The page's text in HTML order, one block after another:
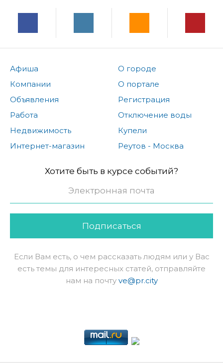
Афиша
Компании
Объявления
Работа
Недвижимость
Интернет-магазин
О городе
О портале
Регистрация
Отключение воды
Купели
Реутов - Москва
Хотите быть в курсе событий?
Подписаться
Если Вам есть, о чем рассказать людям или у Вас
есть темы для интересных статей, отправляйте
нам на почту ve@pr.city